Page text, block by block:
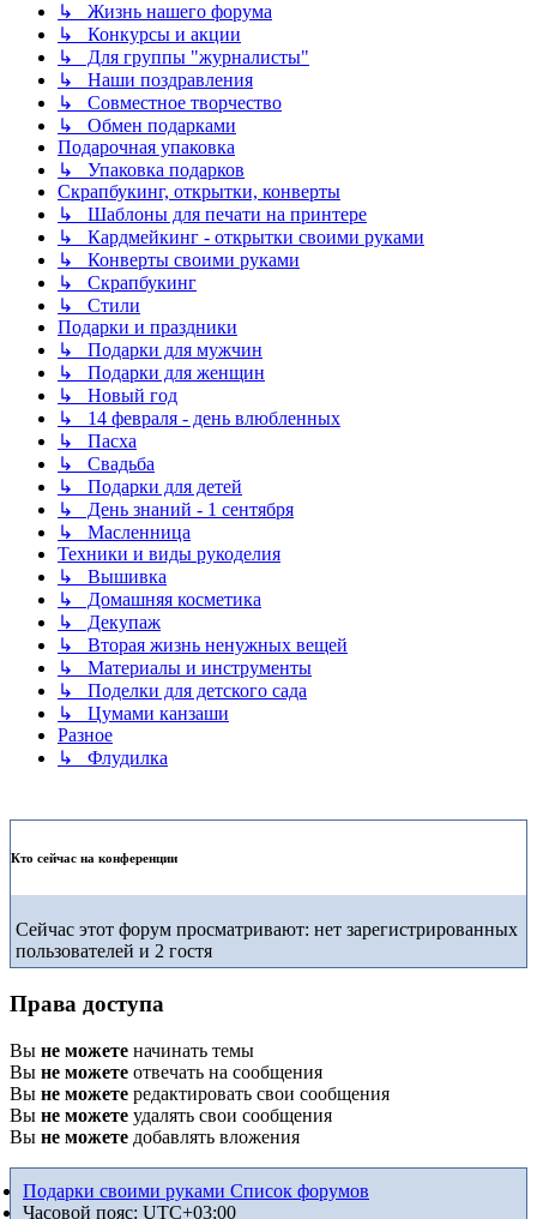
↳ Жизнь нашего форума
↳ Конкурсы и акции
↳ Для группы "журналисты"
↳ Наши поздравления
↳ Совместное творчество
↳ Обмен подарками
Подарочная упаковка
↳ Упаковка подарков
Скрапбукинг, открытки, конверты
↳ Шаблоны для печати на принтере
↳ Кардмейкинг - открытки своими руками
↳ Конверты своими руками
↳ Скрапбукинг
↳ Стили
Подарки и праздники
↳ Подарки для мужчин
↳ Подарки для женщин
↳ Новый год
↳ 14 февраля - день влюбленных
↳ Пасха
↳ Свадьба
↳ Подарки для детей
↳ День знаний - 1 сентября
↳ Масленница
Техники и виды рукоделия
↳ Вышивка
↳ Домашняя косметика
↳ Декупаж
↳ Вторая жизнь ненужных вещей
↳ Материалы и инструменты
↳ Поделки для детского сада
↳ Цумами канзаши
Разное
↳ Флудилка
Кто сейчас на конференции
Сейчас этот форум просматривают: нет зарегистрированных
пользователей и 2 гостя
Права доступа
Вы не можете начинать темы
Вы не можете отвечать на сообщения
Вы не можете редактировать свои сообщения
Вы не можете удалять свои сообщения
Вы не можете добавлять вложения
Подарки своими руками Список форумов
Часовой пояс: UTC+03:00